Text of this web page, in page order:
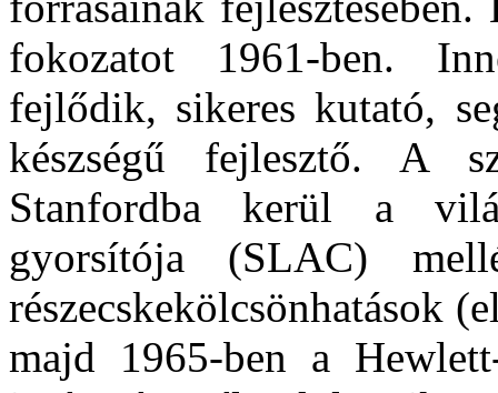
fokozatot 1961-ben.
fejlődik, sikeres kutató,
készségű fejlesztő. A
Stanfordba kerül a
gyorsítója (SLAC)
részecskekölcsönhatások
majd 1965-ben a